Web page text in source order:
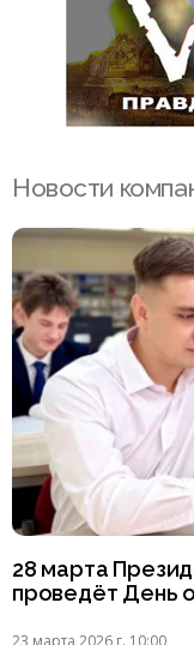
Новости
28 марта
проведёт День